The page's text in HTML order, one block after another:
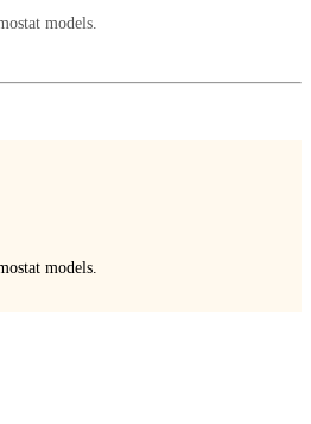
models.
models.